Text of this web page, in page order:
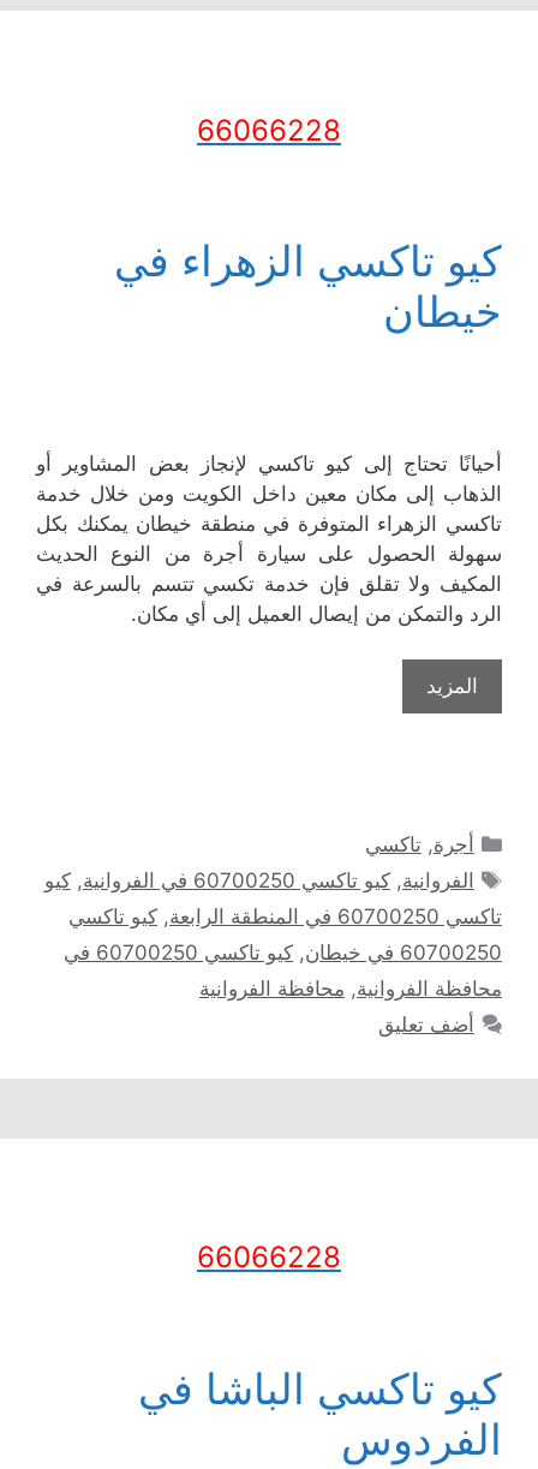
66066228
كيو تاكسي الزهراء في
خيطان
أحيانًا تحتاج إلى كيو تاكسي لإنجاز بعض المشاوير أو
الذهاب إلى مكان معين داخل الكويت ومن خلال خدمة
تاكسي الزهراء المتوفرة في منطقة خيطان يمكنك بكل
سهولة الحصول على سيارة أجرة من النوع الحديث
المكيف ولا تقلق فإن خدمة تكسي تتسم بالسرعة في
الرد والتمكن من إيصال العميل إلى أي مكان.
المزيد
التصنيفات
أجرة,تاكسي
الوسوم
الفروانية,كيو تاكسي 60700250 في الفروانية ,كيو
تاكسي 60700250 في المنطقة الرابعة
, كيو تاكسي
60700250 في خيطان
,
كيو تاكسي 60700250 في
محافظة الفروانية, محافظة الفروانية
أضف تعليق
66066228
كيو تاكسي الباشا في
الفردوس